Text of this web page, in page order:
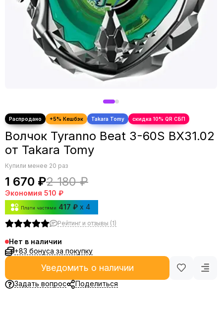
Волчок Tyranno Beat 3-60S BX31.02
от Takara Tomy
Купили менее 20 раз
1 670 ₽2 180 ₽
Экономия 510 ₽
Плати частями 417 ₽ x 4
Рейтинг и отзывы (1)
Нет в наличии
+83 бонуса за покупку
Уведомить о наличии
Задать вопрос Поделиться